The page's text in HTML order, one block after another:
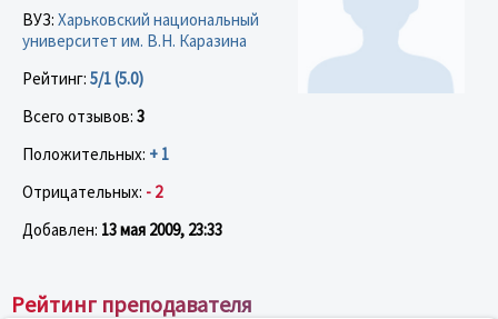
ВУЗ: Харьковский национальный
университет им. В.Н. Каразина
Рейтинг: 5/1 (5.0)
Всего отзывов: 3
Положительных: + 1
Отрицательных: - 2
Добавлен: 13 мая 2009, 23:33
Рейтинг преподавателя